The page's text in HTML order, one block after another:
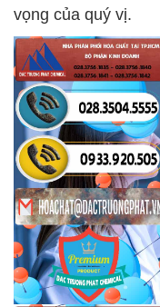
vọng của quý vị.